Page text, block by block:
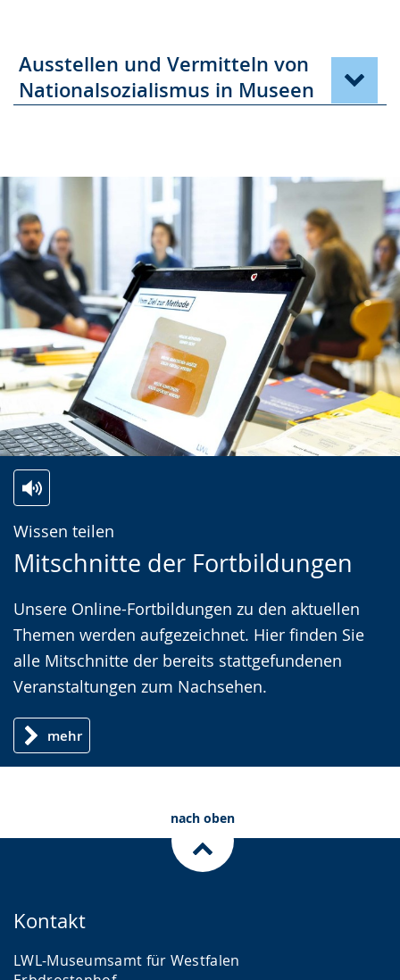
Ausstellen und Vermitteln von
Nationalsozialismus in Museen
Wissen teilen
Mitschnitte der Fortbildungen
Unsere Online-Fortbildungen zu den aktuellen
Themen werden aufgezeichnet. Hier finden Sie
alle Mitschnitte der bereits stattgefundenen
Veranstaltungen zum Nachsehen.
mehr
Leichten
Sprache
Audio-
Unterstützung.
Video
in
Gebärdensprache
wird
angezeigt.
nach oben
Kontakt
LWL-Museumsamt für Westfalen